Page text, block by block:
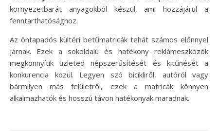
környezetbarát anyagokból készül, ami hozzájárul a
fenntarthatósághoz.
Az öntapadós kültéri betűmatricák tehát számos előnnyel
járnak. Ezek a sokoldalú és hatékony reklámeszközök
megkönnyítik üzleted népszerűsítését és kitűnését a
konkurencia közül. Legyen szó bicikliről, autóról vagy
bármilyen más felületről, ezek a matricák könnyen
alkalmazhatók és hosszú távon hatékonyak maradnak.